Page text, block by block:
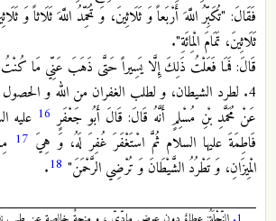
فَقَالَ: "تُكَبِّرُ اللَّهَ أَرْبَعاً وَ ثَلَاثِينَ، وَ تُحَمِّدُ اللَّهَ ثَلَاثاً وَ
ثَلَاثِينَ، تَمَامَ الْمِائَةِ".
قَالَ: فَمَا فَعَلْتُ ذَلِكَ إِلَّا يَسِيراً حَتَّى ذَهَبَ عَنِّي مَا
4. لطرد الشيطان، و لطلب الغفران من الله و
عَنْ مُحَمَّدِ بْنِ مُسْلِمٍ أَنَّهُ قَالَ: قَالَ أَبُو جَعْفَرٍ 16 عليه
فَاطِمَةَ عليها السلام ثُمَّ اسْتَغْفَرَ غُفِرَ لَهُ، وَ هِيَ 17
الْمِيزَانِ، وَ تَطْرُدُ الشَّيْطَانَ وَ تُرْضِي الرَّحْمَنَ" 18
.